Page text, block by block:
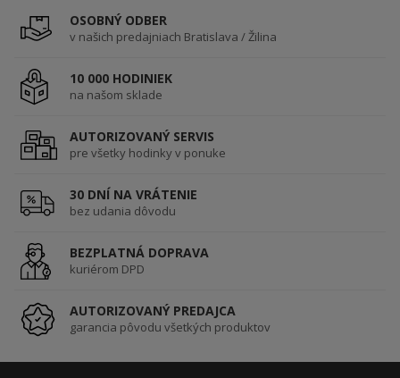
OSOBNÝ ODBER
v našich predajniach Bratislava / Žilina
10 000 HODINIEK
na našom sklade
AUTORIZOVANÝ SERVIS
pre všetky hodinky v ponuke
30 DNÍ NA VRÁTENIE
bez udania dôvodu
BEZPLATNÁ DOPRAVA
kuriérom DPD
AUTORIZOVANÝ PREDAJCA
garancia pôvodu všetkých produktov